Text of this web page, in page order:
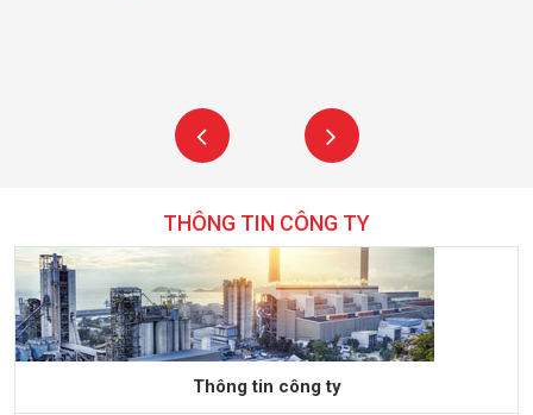
THÔNG TIN CÔNG TY
Thông tin công ty